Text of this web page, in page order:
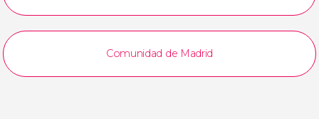
Comunidad de Madrid